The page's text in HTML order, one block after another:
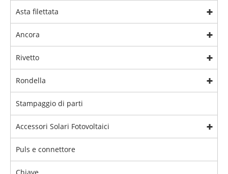
Asta filettata
Ancora
Rivetto
Rondella
Stampaggio di parti
Accessori Solari Fotovoltaici
Puls e connettore